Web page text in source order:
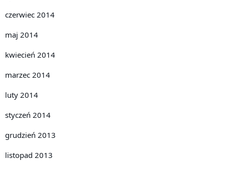
czerwiec 2014
maj 2014
kwiecień 2014
marzec 2014
luty 2014
styczeń 2014
grudzień 2013
listopad 2013